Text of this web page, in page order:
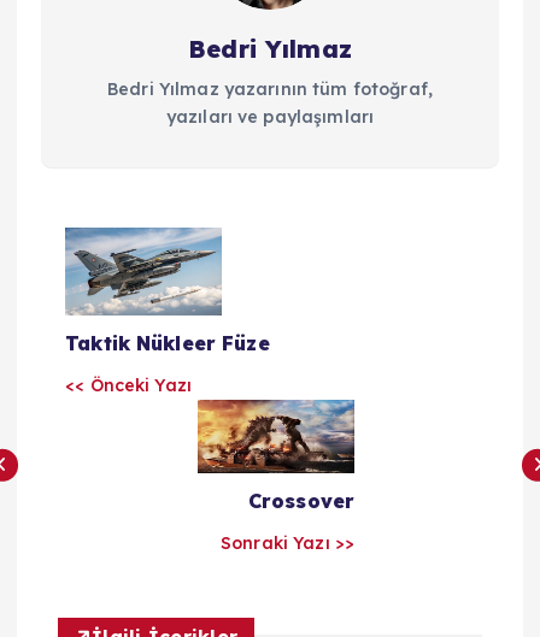
Bedri Yılmaz
Bedri Yılmaz yazarının tüm fotoğraf,
yazıları ve paylaşımları
Y
a
z
r
Taktik Nükleer Füze
<< Önceki Yazı
Crossover
Sonraki Yazı >>